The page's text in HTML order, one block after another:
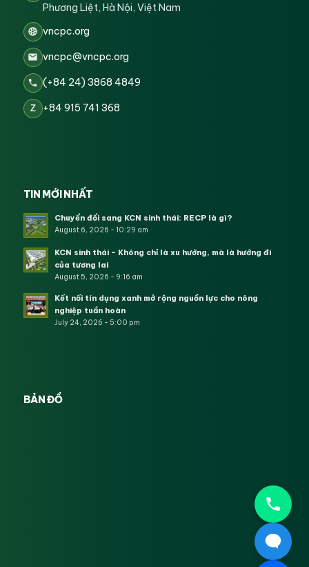
Phương Liệt, Hà Nội, Việt Nam
vncpc.org
vncpc@vncpc.org
(+84 24) 3868 4849
Z +84 915 741 368
TIN MỚI NHẤT
Chuyển đổi sang KCN sinh thái: RECP là gì?
August 6, 2026 - 10:29 am
KCN sinh thái – Không chỉ là xu hướng, mà là hướng đi
của tương lai
August 5, 2026 - 9:16 am
Kết nối tín dụng xanh mở rộng nguồn lực cho nông
nghiệp tuần hoàn
July 24, 2026 - 5:00 pm
BẢN ĐỒ